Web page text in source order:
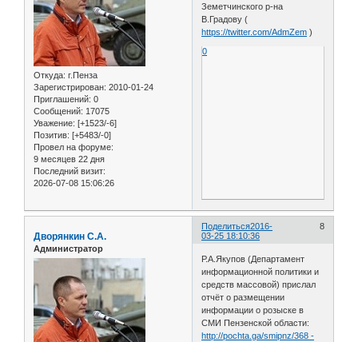
Откуда: г.Пенза
Зарегистрирован: 2010-01-24
Приглашений: 0
Сообщений: 17075
Уважение: [+1523/-6]
Позитив: [+5483/-0]
Провел на форуме:
9 месяцев 22 дня
Последний визит:
2026-07-08 15:06:26
Земетчинского р-на
В.Градову (
https://twitter.com/AdmZem )
0
Поделиться 8
2016-
03-25 18:10:36
Дворянкин С.А.
Администратор
Р.А.Якупов (Департамент
информационной политики и
средств массовой) прислал
отчёт о размещении
информации о розыске в
СМИ Пензенской области:
http://pochta.ga/smipnz/368 -